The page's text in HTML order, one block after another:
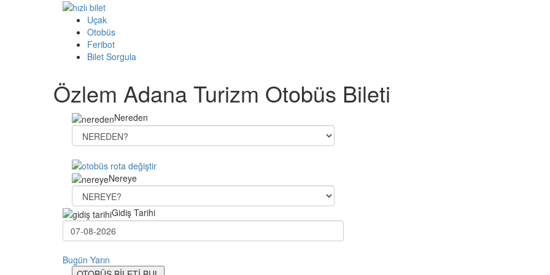
Uçak
Otobüs
Feribot
Bilet Sorgula
Özlem Adana Turizm Otobüs Bileti
Nereden
Nereye
Gidiş Tarihi
Bugün Yarın